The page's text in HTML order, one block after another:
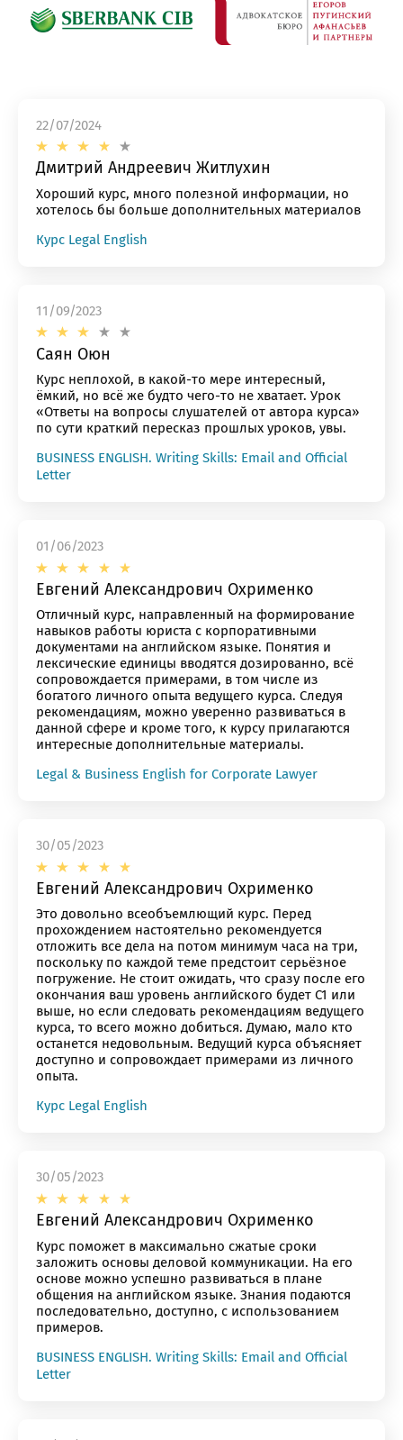
22/07/2024
Дмитрий Андреевич Житлухин
Хороший курс, много полезной информации, но
хотелось бы больше дополнительных материалов
Курс Legal English
11/09/2023
Саян Оюн
Курс неплохой, в какой-то мере интересный,
ёмкий, но всё же будто чего-то не хватает. Урок
«Ответы на вопросы слушателей от автора курса»
по сути краткий пересказ прошлых уроков, увы.
BUSINESS ENGLISH. Writing Skills: Email and Official
Letter
01/06/2023
Евгений Александрович Охрименко
Отличный курс, направленный на формирование
навыков работы юриста с корпоративными
документами на английском языке. Понятия и
лексические единицы вводятся дозированно, всё
сопровождается примерами, в том числе из
богатого личного опыта ведущего курса. Следуя
рекомендациям, можно уверенно развиваться в
данной сфере и кроме того, к курсу прилагаются
интересные дополнительные материалы.
Legal & Business English for Corporate Lawyer
30/05/2023
Евгений Александрович Охрименко
Это довольно всеобъемлющий курс. Перед
прохождением настоятельно рекомендуется
отложить все дела на потом минимум часа на три,
поскольку по каждой теме предстоит серьёзное
погружение. Не стоит ожидать, что сразу после его
окончания ваш уровень английского будет С1 или
выше, но если следовать рекомендациям ведущего
курса, то всего можно добиться. Думаю, мало кто
останется недовольным. Ведущий курса объясняет
доступно и сопровождает примерами из личного
опыта.
Курс Legal English
30/05/2023
Евгений Александрович Охрименко
Курс поможет в максимально сжатые сроки
заложить основы деловой коммуникации. На его
основе можно успешно развиваться в плане
общения на английском языке. Знания подаются
последовательно, доступно, с использованием
примеров.
BUSINESS ENGLISH. Writing Skills: Email and Official
Letter
проблемы
с сайтом или
заметили ошибку?